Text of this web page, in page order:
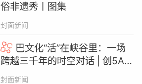
俗非遗秀丨图集
封面新闻
巴文化“活”在峡谷里：一场
跨越三千年的时空对话 | 创5A·
巴山大峡谷更好玩
封面新闻